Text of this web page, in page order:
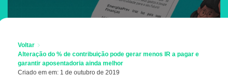
Voltar
Alteração do % de contribuição pode gerar menos IR a pagar e
garantir aposentadoria ainda melhor
Criado em em: 1 de outubro de 2019